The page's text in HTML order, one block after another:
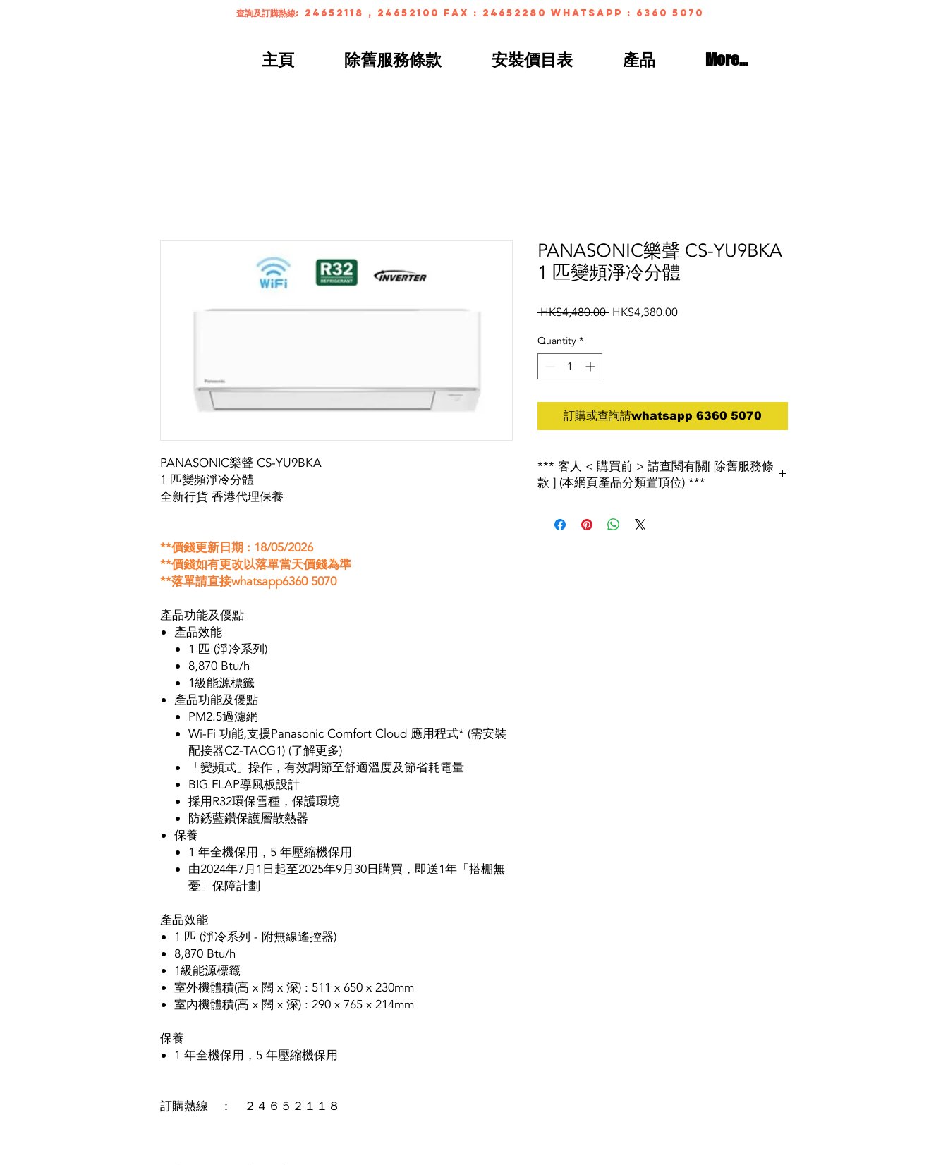
主頁 除舊服務條款 安裝價目表 產品 More...
查詢及訂購熱線: 24652118 , 24652100 FAX : 24652280 whatsapp : 6360 5070
PANASONIC樂聲 CS-YU9BKA
1 匹變頻淨冷分體
全新行貨 香港代理保養
**價錢更新日期 : 18/05/2026
**價錢如有更改以落單當天價錢為準
**落單請直接whatsapp6360 5070
產品功能及優點
產品效能
1 匹 (淨冷系列)
8,870 Btu/h
1級能源標籤
產品功能及優點
PM2.5過濾網
Wi-Fi 功能,支援Panasonic Comfort Cloud 應用程式* (需安裝
配接器CZ-TACG1) (了解更多)
「變頻式」操作，有效調節至舒適溫度及節省耗電量
BIG FLAP導風板設計
採用R32環保雪種，保護環境
防銹藍鑽保護層散熱器
保養
1 年全機保用，5 年壓縮機保用
由2024年7月1日起至2025年9月30日購買，即送1年「搭棚無
憂」保障計劃
產品效能
1 匹 (淨冷系列 - 附無線遙控器)
8,870 Btu/h
1級能源標籤
室外機體積(高 x 闊 x 深) : 511 x 650 x 230mm
室內機體積(高 x 闊 x 深) : 290 x 765 x 214mm
保養
1 年全機保用，5 年壓縮機保用
訂購熱線 ： ２４６５２１１８
PANASONIC樂聲 CS-YU9BKA
1 匹變頻淨冷分體
HK$4,480.00 Regular
HK$4,380.00Sale
Quantity *
訂購或查詢請whatsapp 6360 5070
*** 客人 < 購買前 > 請查閱有關[ 除舊服務條
款 ] (本網頁產品分類置頂位) ***
產者責任計劃」 , 如消費者欲棄置屬相同類別的舊電器,將